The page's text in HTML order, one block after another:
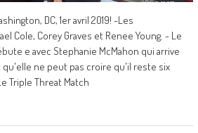
DC, 1er avril 2019! -Les
Cole, Corey Graves et Renee Young. - Le
e avec Stephanie McMahon qui arrive
qu'elle ne peut pas croire qu'il reste six
Triple Threat Match